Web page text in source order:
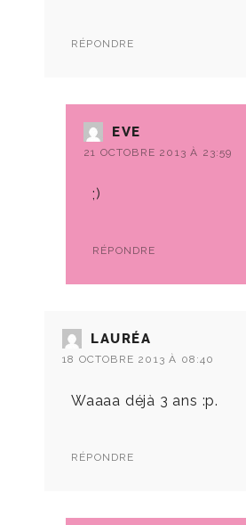
RÉPONDRE
EVE
21 OCTOBRE 2013 À 23:59
;)
RÉPONDRE
LAURÉA
18 OCTOBRE 2013 À 08:40
Waaaa déjà 3 ans :p.
RÉPONDRE